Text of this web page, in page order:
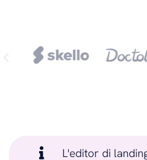
L'editor di